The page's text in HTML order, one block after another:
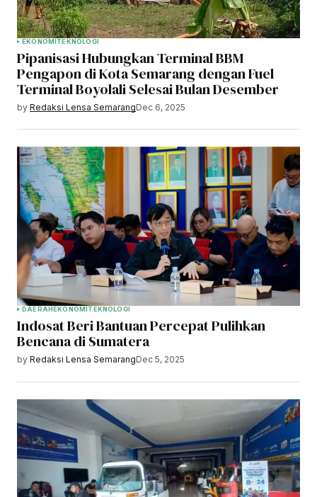
EKONOMITEKNOLOGI
Pipanisasi Hubungkan Terminal BBM
Pengapon di Kota Semarang dengan Fuel
Terminal Boyolali Selesai Bulan Desember
by Redaksi Lensa SemarangDec 6, 2025
DAERAHEKONOMITEKNOLOGI
Indosat Beri Bantuan Percepat Pulihkan
Bencana di Sumatera
by Redaksi Lensa SemarangDec 5, 2025